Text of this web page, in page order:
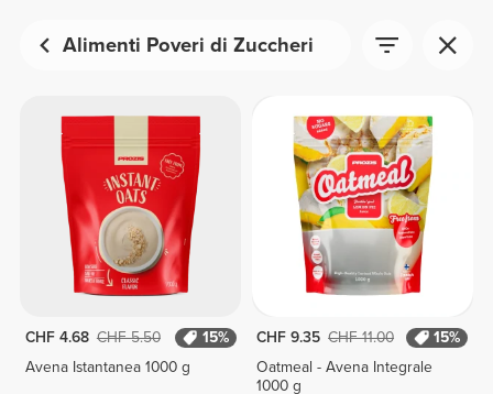
Alimenti Poveri di Zuccheri
CHF 4.68 CHF 5.50
15%
Avena Istantanea 1000 g
CHF 9.35 CHF 11.00
15%
Oatmeal - Avena Integrale
1000 g